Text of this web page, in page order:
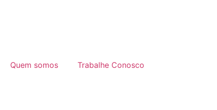
Quem somos Trabalhe Conosco